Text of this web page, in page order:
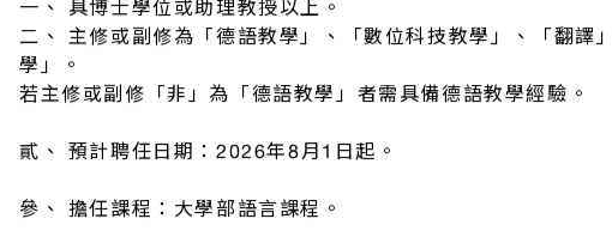
一、 具博士學位或助理教授以上。
二、 主修或副修為「德語教學」、「數位科技教學」、「翻譯
學」。
若主修或副修「非」為「德語教學」者需具備德語教學經驗。
貳、 預計聘任日期：2026年8月1日起。
參、 擔任課程：大學部語言課程。